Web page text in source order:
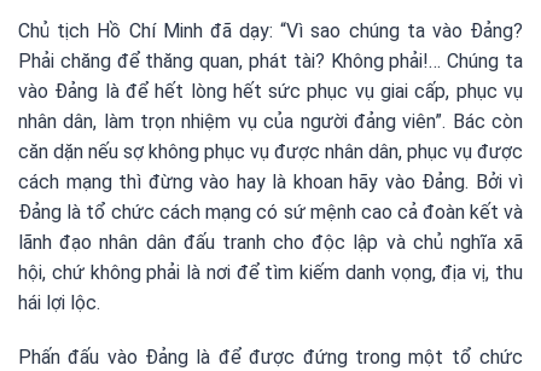
Chủ tịch Hồ Chí Minh đã dạy: “Vì sao chúng ta vào Đảng?
Phải chăng để thăng quan, phát tài? Không phải!… Chúng ta
vào Đảng là để hết lòng hết sức phục vụ giai cấp, phục vụ
nhân dân, làm trọn nhiệm vụ của người đảng viên”. Bác còn
căn dặn nếu sợ không phục vụ được nhân dân, phục vụ được
cách mạng thì đừng vào hay là khoan hãy vào Đảng. Bởi vì
Đảng là tổ chức cách mạng có sứ mệnh cao cả đoàn kết và
lãnh đạo nhân dân đấu tranh cho độc lập và chủ nghĩa xã
hội, chứ không phải là nơi để tìm kiếm danh vọng, địa vị, thu
hái lợi lộc.
Phấn đấu vào Đảng là để được đứng trong một tổ chức